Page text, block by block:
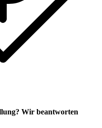
Wir beantworten